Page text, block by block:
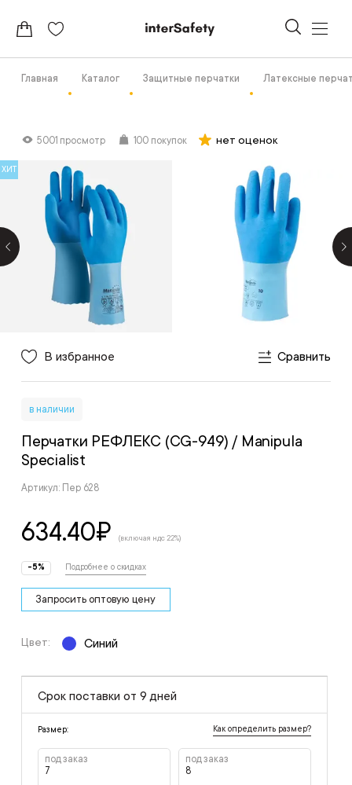
Главная Каталог Защитные перчатки Латексные
5001 просмотр 100 покупок нет оценок
ХИТ
В избранное Сравнить
в наличии
Перчатки РЕФЛЕКС (CG-949) / Manipula
Specialist
Артикул: Пер 628
634.40₽ (включая ндс 22%)
-5% Подробнее о скидках
Запросить оптовую цену
Цвет: Синий
Срок поставки от 9 дней
Размер: Как определить размер?
под заказ
7
под заказ
8